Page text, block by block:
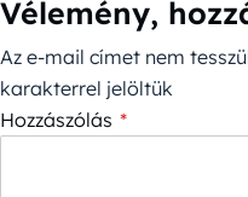
Vélemény,
Az e-mail címet nem
karakterrel jelöltük
Hozzászólás *